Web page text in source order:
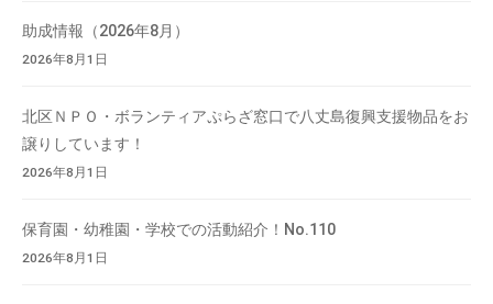
助成情報（2026年8月）
2026年8月1日
北区ＮＰＯ・ボランティアぷらざ窓口で八丈島復興支援物品をお
譲りしています！
2026年8月1日
保育園・幼稚園・学校での活動紹介！No.110
2026年8月1日